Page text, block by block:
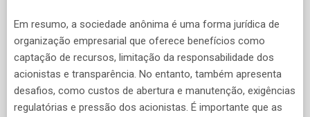
Em resumo, a sociedade anônima é uma forma jurídica de
organização empresarial que oferece benefícios como
captação de recursos, limitação da responsabilidade dos
acionistas e transparência. No entanto, também apresenta
desafios, como custos de abertura e manutenção, exigências
regulatórias e pressão dos acionistas. É importante que as